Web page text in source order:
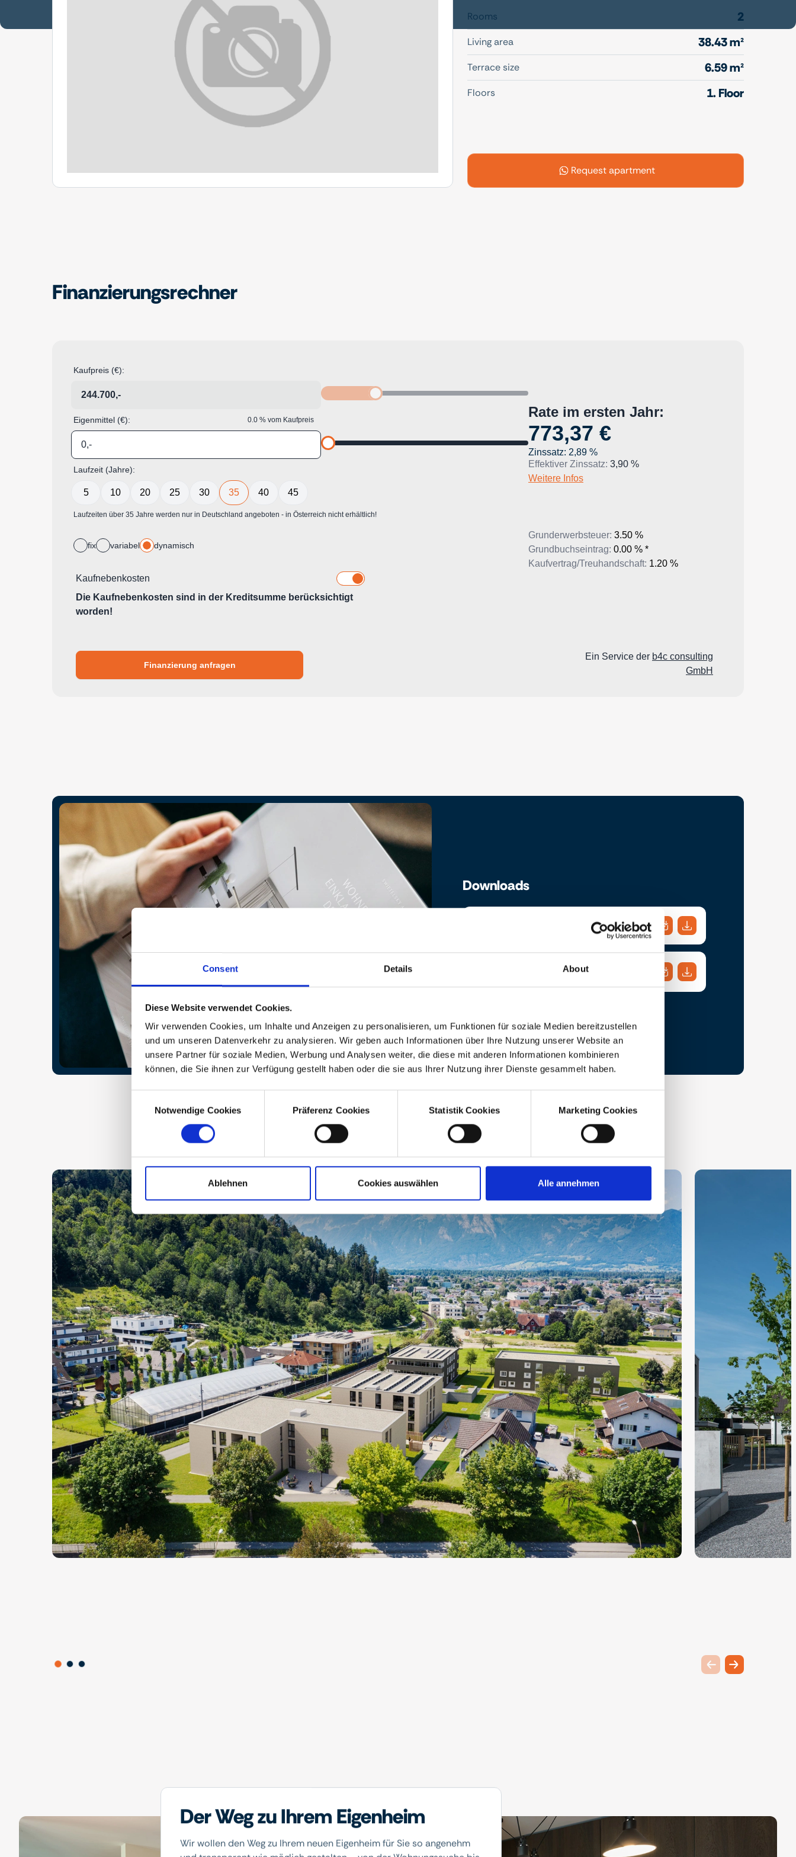
Consent Details About
Diese Website verwendet Cookies.
Wir verwenden Cookies, um Inhalte und Anzeigen zu personalisieren, um Funktionen für soziale Medien bereitzustellen
und um unseren Datenverkehr zu analysieren. Wir geben auch Informationen über Ihre Nutzung unserer Website an
unsere Partner für soziale Medien, Werbung und Analysen weiter, die diese mit anderen Informationen kombinieren
können, die Sie ihnen zur Verfügung gestellt haben oder die sie aus Ihrer Nutzung ihrer Dienste gesammelt haben.
SelectionNotwendige Cookies Präferenz Cookies Statistik Cookies Marketing Cookies
Ablehnen Cookies auswählen Alle annehmen
Rooms 2
Living area 38.43 m²
Terrace size 6.59 m²
Floors 1. Floor
Request apartment
Finanzierungsrechner
Downloads
Ausstattungsbeschreibung
Previous slide
Next slide
Der Weg zu Ihrem Eigenheim
Wir wollen den Weg zu Ihrem neuen Eigenheim für Sie so angenehm